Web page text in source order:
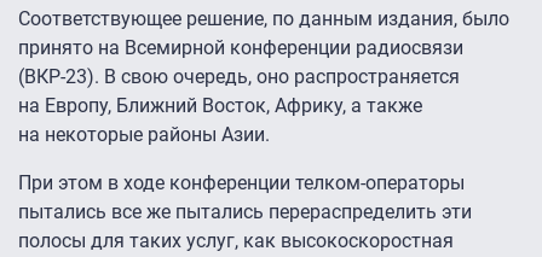
Соответствующее решение, по данным издания, было
принято на Всемирной конференции радиосвязи
(ВКР-23). В свою очередь, оно распространяется
на Европу, Ближний Восток, Африку, а также
на некоторые районы Азии.
При этом в ходе конференции телком-операторы
пытались все же пытались перераспределить эти
полосы для таких услуг, как высокоскоростная